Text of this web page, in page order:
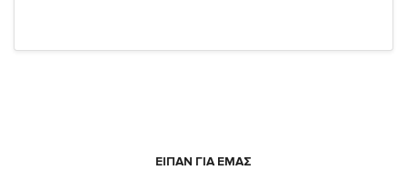
ΕΙΠΑΝ ΓΙΑ ΕΜΑΣ